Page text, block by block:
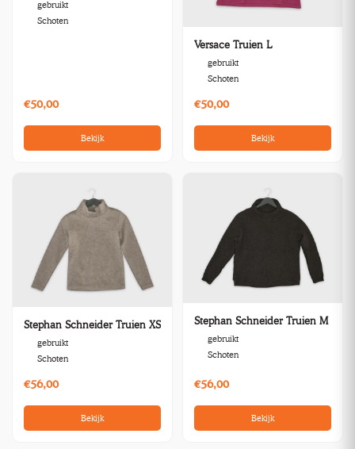
gebruikt
Schoten
€50,00
Bekijk
Versace Truien L
gebruikt
Schoten
€50,00
Bekijk
Stephan Schneider Truien XS
gebruikt
Schoten
€56,00
Bekijk
Stephan Schneider Truien M
gebruikt
Schoten
€56,00
Bekijk